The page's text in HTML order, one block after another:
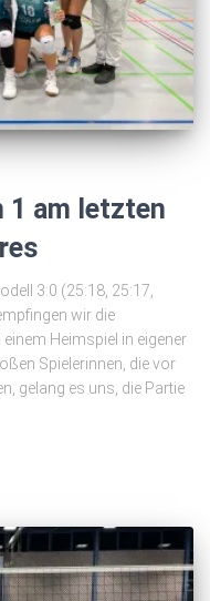
1 am letzten
3:0 (25:18, 25:17,
wir die
Heimspiel in eigener
Spielerinnen, die vor
gelang es uns, die Partie